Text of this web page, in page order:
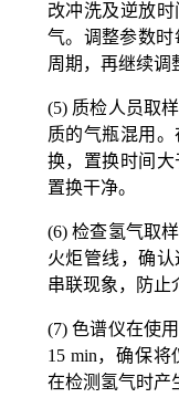
改冲洗及逆放
气。调整参数时
周期，再继续调
(5) 质检人员取
质的气瓶混用
换，置换时间大
置换干净。
(6) 检查氢气取
火炬管线，确
串联现象，防止
(7) 色谱仪在使
15 min，确保将
在检测氢气时产